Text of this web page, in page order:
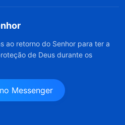
ao retorno do Senhor para ter a
de Deus durante os
Messenger